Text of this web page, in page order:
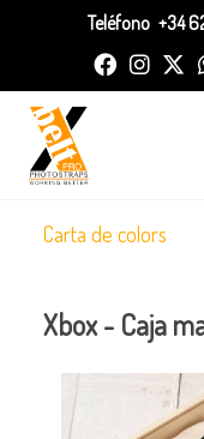
Teléfono +34
Carta de colors
Xbox - Caja